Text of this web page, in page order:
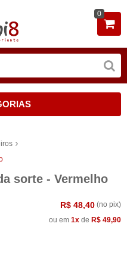
0
sorte - Vermelho
R$ 48,40 (no pix)
ou em 1x de R$ 49,90